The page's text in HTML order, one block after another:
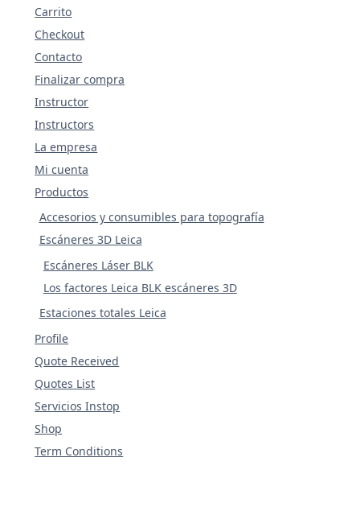
Carrito
Checkout
Contacto
Finalizar compra
Instructor
Instructors
La empresa
Mi cuenta
Productos
Accesorios y consumibles para topografía
Escáneres 3D Leica
Escáneres Láser BLK
Los factores Leica BLK escáneres 3D
Estaciones totales Leica
Profile
Quote Received
Quotes List
Servicios Instop
Shop
Term Conditions